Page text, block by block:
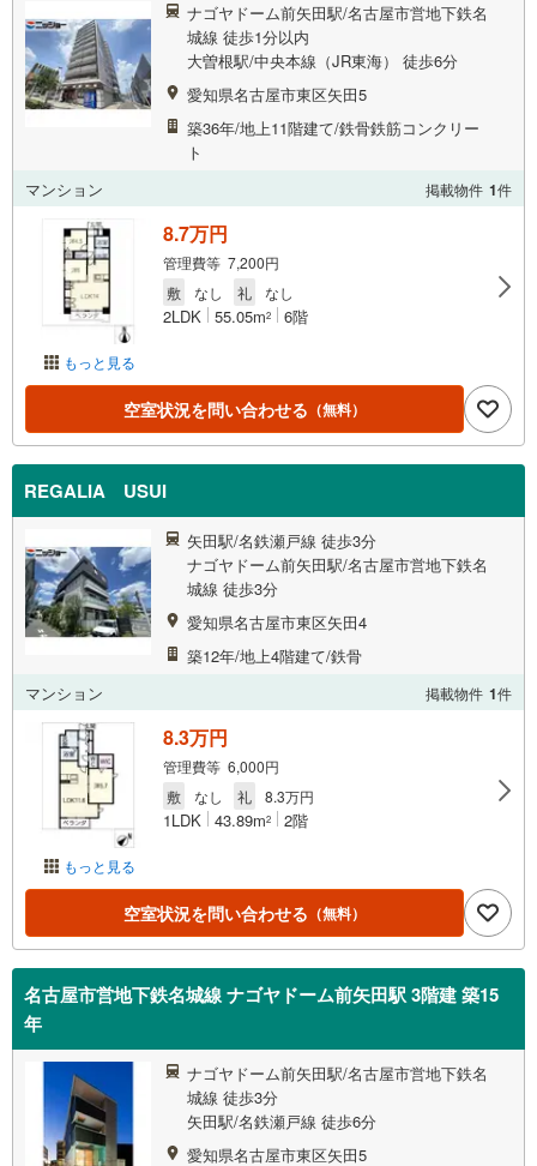
ナゴヤドーム前矢田駅/名古屋市営地下鉄名
城線 徒歩1分以内
大曽根駅/中央本線（JR東海） 徒歩6分
愛知県名古屋市東区矢田5
築36年/地上11階建て/鉄骨鉄筋コンクリー
ト
マンション
掲載物件 1件
もっと見る
8.7万円
管理費等 7,200円
敷
なし 礼 なし
2LDK 55.05m2 6階
空室状況を問い合わせる （無料）
REGALIA USUI
矢田駅/名鉄瀬戸線 徒歩3分
ナゴヤドーム前矢田駅/名古屋市営地下鉄名
城線 徒歩3分
愛知県名古屋市東区矢田4
築12年/地上4階建て/鉄骨
マンション
掲載物件 1件
もっと見る
8.3万円
管理費等 6,000円
敷
なし 礼 8.3万円
1LDK 43.89m2 2階
空室状況を問い合わせる （無料）
名古屋市営地下鉄名城線 ナゴヤドーム前矢田駅 3階建 築15
年
ナゴヤドーム前矢田駅/名古屋市営地下鉄名
城線 徒歩3分
矢田駅/名鉄瀬戸線 徒歩6分
愛知県名古屋市東区矢田5